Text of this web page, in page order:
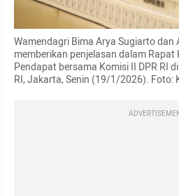
Wamendagri Bima Arya Sugiarto
memberikan penjelasan dalam Rapat
Pendapat bersama Komisi II DPR RI
RI, Jakarta, Senin (19/1/2026). Foto: